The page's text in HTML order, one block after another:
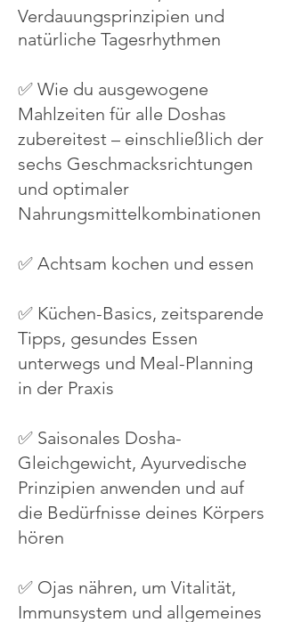
Verdauungsprinzipien und
natürliche Tagesrhythmen
✅ Wie du ausgewogene
Mahlzeiten für alle Doshas
zubereitest – einschließlich der
sechs Geschmacksrichtungen
und optimaler
Nahrungsmittelkombinationen
✅ Achtsam kochen und essen
✅ Küchen-Basics, zeitsparende
Tipps, gesundes Essen
unterwegs und Meal-Planning
in der Praxis
✅ Saisonales Dosha-
Gleichgewicht, Ayurvedische
Prinzipien anwenden und auf
die Bedürfnisse deines Körpers
hören
✅ Ojas nähren, um Vitalität,
Immunsystem und allgemeines